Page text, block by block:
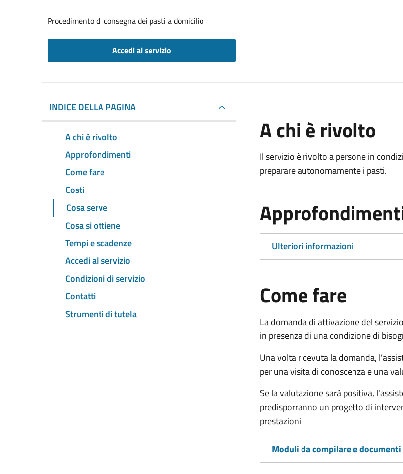
Procedimento di consegna dei pasti a domicilio
Accedi al servizio
INDICE DELLA PAGINA
A chi è rivolto
Approfondimenti
Come fare
Costi
Cosa serve
Cosa si ottiene
Tempi e scadenze
Accedi al servizio
Condizioni di servizio
Contatti
Strumenti di tutela
A chi è rivolto
Il servizio è rivolto a persone in
preparare autonomamente i pasti.
Ulteriori informazioni
Come fare
La domanda di attivazione del
in presenza di una condizione di
Una volta ricevuta la domanda,
per una visita di conoscenza e una
Se la valutazione sarà positiva,
predisporranno un progetto di
prestazioni.
Moduli da compilare e